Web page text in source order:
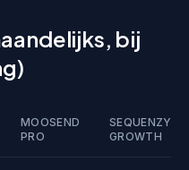
bij
MOOSEND
PRO
SEQUENZY
GROWTH